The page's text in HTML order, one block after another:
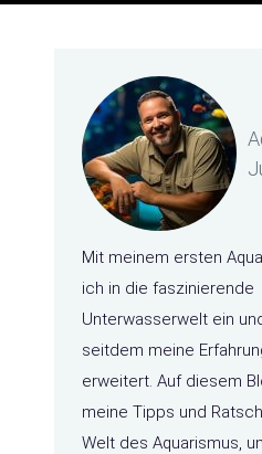
Mit meinem ersten
ich in die faszinierende
Unterwasserwelt ein
seitdem meine
erweitert. Auf diesem
meine Tipps und
Welt des Aquarismus,